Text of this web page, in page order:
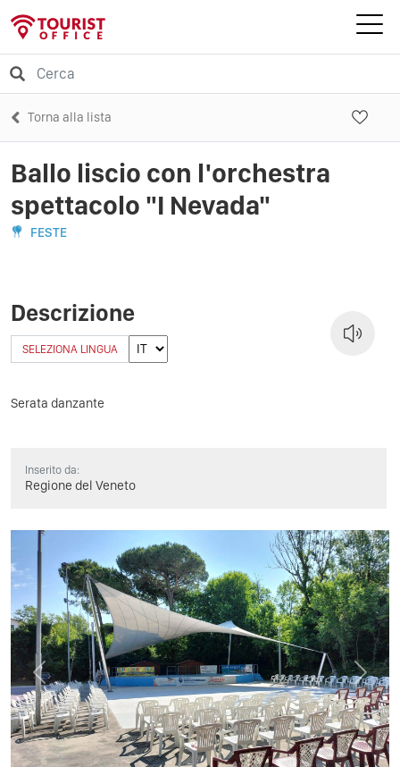
Torna alla lista
Ballo liscio con l'orchestra
spettacolo "I Nevada"
FESTE
Descrizione
SELEZIONA LINGUA
Serata danzante
Inserito da:
Regione del Veneto
Previous Next